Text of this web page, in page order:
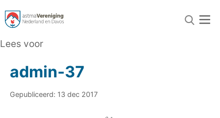
Lees voor
admin-37
Gepubliceerd: 13 dec 2017